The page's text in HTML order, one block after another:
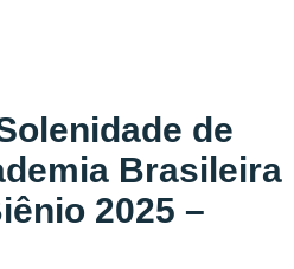
de
Brasileira
2025 –